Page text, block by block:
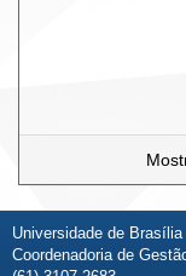
Universidade de
Coordenadoria de